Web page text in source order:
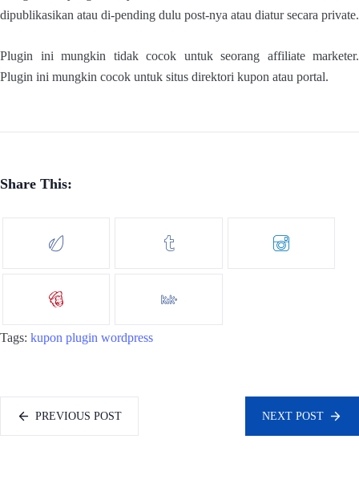
dipublikasikan atau di-pending dulu post-nya atau diatur secara private.
Plugin ini mungkin tidak cocok untuk seorang affiliate marketer.
Plugin ini mungkin cocok untuk situs direktori kupon atau portal.
Share This:
Tags: kupon plugin wordpress
PREVIOUS POST NEXT POST